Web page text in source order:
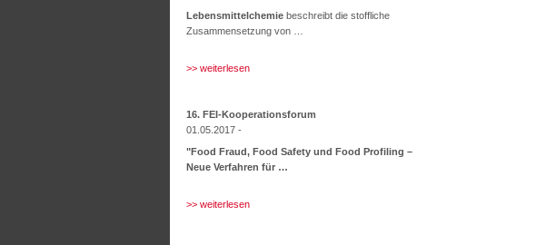
Lebensmittelchemie beschreibt die stoffliche
Zusammensetzung von …
>> weiterlesen
16. FEI-Kooperationsforum
01.05.2017 -
"Food Fraud, Food Safety und Food Profiling –
Neue Verfahren für …
>> weiterlesen